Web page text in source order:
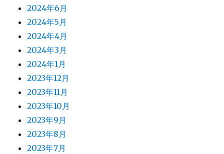
2024年6月
2024年5月
2024年4月
2024年3月
2024年1月
2023年12月
2023年11月
2023年10月
2023年9月
2023年8月
2023年7月